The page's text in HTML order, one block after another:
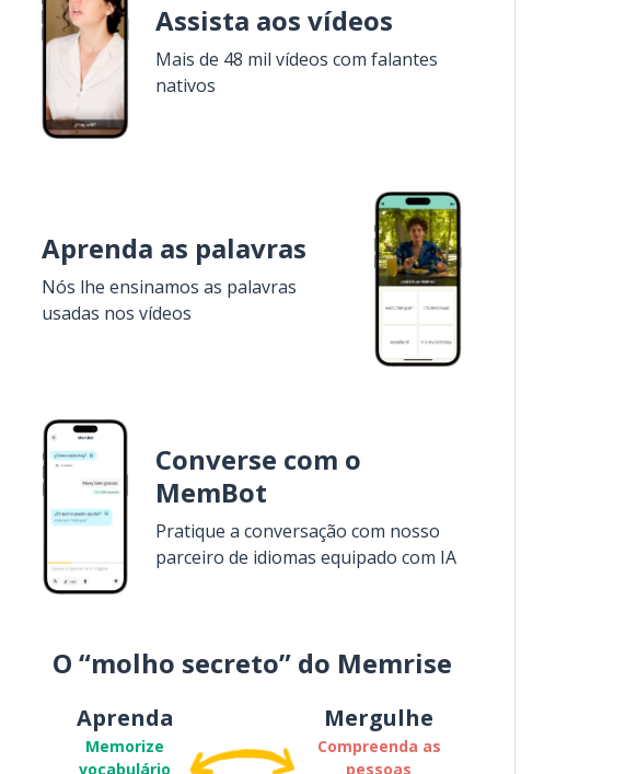
Assista aos vídeos
Mais de 48 mil vídeos com falantes
nativos
Aprenda as palavras
Nós lhe ensinamos as palavras
usadas nos vídeos
Converse com o
MemBot
Pratique a conversação com nosso
parceiro de idiomas equipado com IA
O “molho secreto” do Memrise
Aprenda
Memorize
vocabulário
Mergulhe
Compreenda as
pessoas